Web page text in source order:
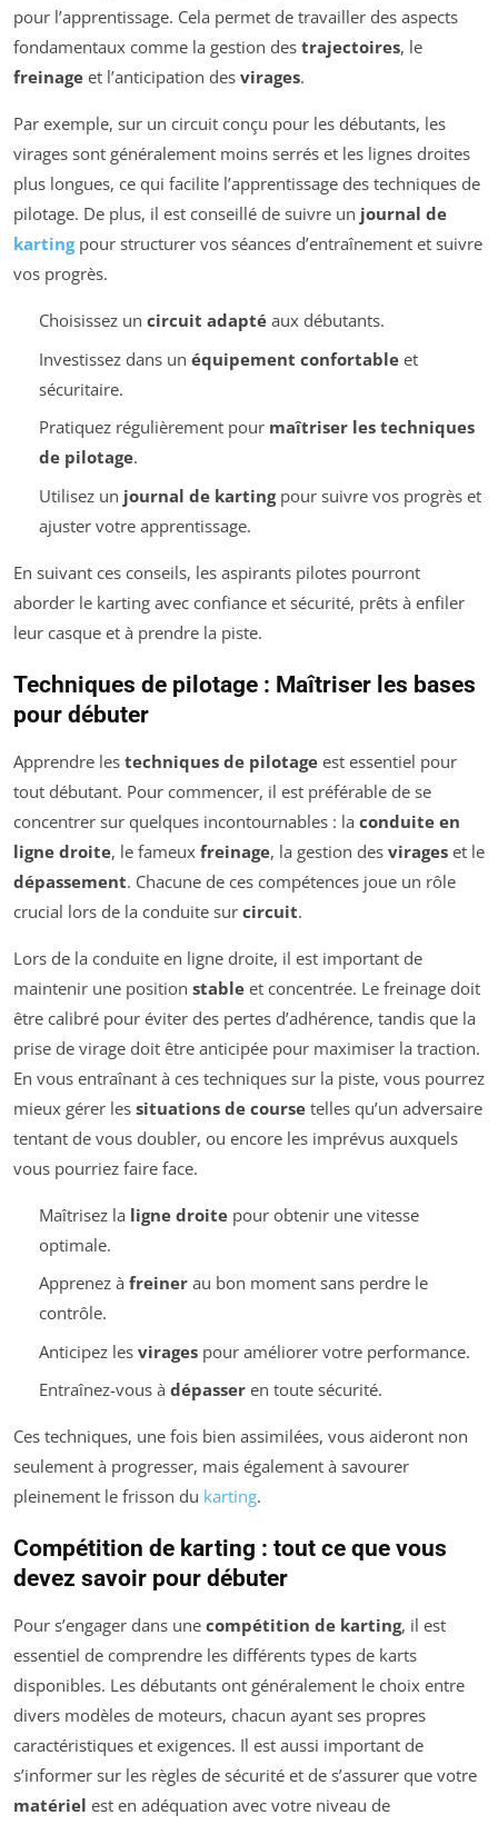
pour l’apprentissage. Cela permet de travailler des aspects
fondamentaux comme la gestion des trajectoires, le
freinage et l’anticipation des virages.
Par exemple, sur un circuit conçu pour les débutants, les
virages sont généralement moins serrés et les lignes droites
plus longues, ce qui facilite l’apprentissage des techniques de
pilotage. De plus, il est conseillé de suivre un journal de
kartingpour structurer vos séances d’entraînement et suivre
vos progrès.
Choisissez un circuit adaptéaux débutants.
Investissez dans un équipement confortableet
sécuritaire.
Pratiquez régulièrement pour maîtriser les techniques
de pilotage.
Utilisez un journal de kartingpour suivre vos progrès et
ajuster votre apprentissage.
En suivant ces conseils, les aspirants pilotes pourront
aborder le karting avec confiance et sécurité, prêts à enfiler
leur casque et à prendre la piste.
Techniques de pilotage : Maîtriser les bases
pour débuter
Apprendre les techniques de pilotage est essentiel pour
tout débutant. Pour commencer, il est préférable de se
concentrer sur quelques incontournables : la conduite en
ligne droite, le fameux freinage, la gestion des virages et le
dépassement. Chacune de ces compétences joue un rôle
crucial lors de la conduite sur circuit.
Lors de la conduite en ligne droite, il est important de
maintenir une position stable et concentrée. Le freinage doit
être calibré pour éviter des pertes d’adhérence, tandis que la
prise de virage doit être anticipée pour maximiser la traction.
En vous entraînant à ces techniques sur la piste, vous pourrez
mieux gérer les situations de course telles qu’un adversaire
tentant de vous doubler, ou encore les imprévus auxquels
vous pourriez faire face.
Maîtrisez la ligne droitepour obtenir une vitesse
optimale.
Apprenez à freinerau bon moment sans perdre le
contrôle.
Anticipez les viragespour améliorer votre performance.
Entraînez-vous à dépasseren toute sécurité.
Ces techniques, une fois bien assimilées, vous aideront non
seulement à progresser, mais également à savourer
pleinement le frisson du karting.
Compétition de karting : tout ce que vous
devez savoir pour débuter
Pour s’engager dans une compétition de karting, il est
essentiel de comprendre les différents types de karts
disponibles. Les débutants ont généralement le choix entre
divers modèles de moteurs, chacun ayant ses propres
caractéristiques et exigences. Il est aussi important de
s’informer sur les règles de sécurité et de s’assurer que votre
matériel est en adéquation avec votre niveau de